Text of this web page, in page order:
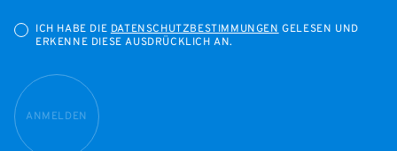
ICH HABE DIEDATENSCHUTZBESTIMMUNGENGELESEN UND
ERKENNE DIESE AUSDRÜCKLICH AN.
ANMELDEN